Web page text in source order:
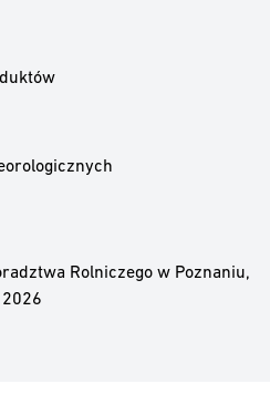
Rolniczego w Poznaniu,
2026